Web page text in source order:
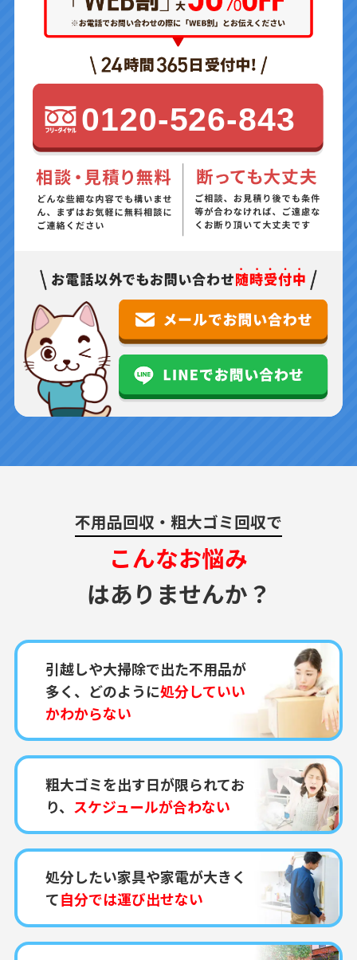
0120-526-843
不用品回収・粗大ゴミ回収で
こんなお悩み
はありませんか？
引越しや大掃除で出た不用品が
多く、どのように処分していい
かわからない
粗大ゴミを出す日が限られてお
り、 スケジュールが合わない
処分したい家具や家電が大きく
て自分では運び出せない